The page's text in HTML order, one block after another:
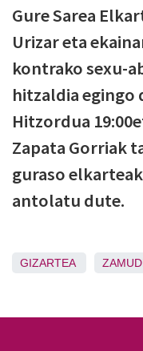
Gure Sarea
Urizar eta
kontrako sexu-
hitzaldia egingo
Hitzordua
Zapata Gorriak
guraso
antolatu dute.
GIZARTEA